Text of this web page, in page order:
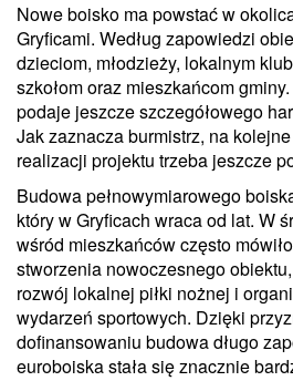
Nowe boisko ma powstać w
Gryficami. Według zapowiedzi
dzieciom, młodzieży, lokalnym
szkołom oraz mieszkańcom
podaje jeszcze szczegółowego
Jak zaznacza burmistrz, na
realizacji projektu trzeba jeszcze
Budowa pełnowymiarowego
który w Gryficach wraca od lat. W
wśród mieszkańców często
stworzenia nowoczesnego
rozwój lokalnej piłki nożnej i
wydarzeń sportowych. Dzięki
dofinansowaniu budowa długo
euroboiska stała się znacznie